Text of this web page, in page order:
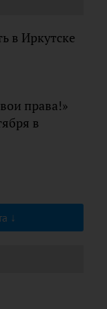
в Иркутске
права!»
в